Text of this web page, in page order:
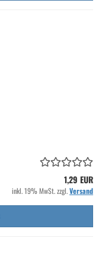
1,29 EUR
inkl. 19% MwSt. zzgl.Versand